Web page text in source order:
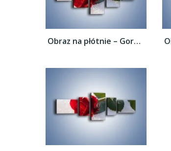
Obraz na płótnie – Gorąca róża na...